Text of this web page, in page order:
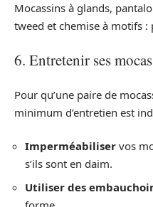
Mocassins à glands,
tweed et chemise à motifs
6. Entretenir ses
Pour qu’une paire de
minimum d’entretien est
Imperméabiliser vos
s’ils sont en daim.
Utiliser des